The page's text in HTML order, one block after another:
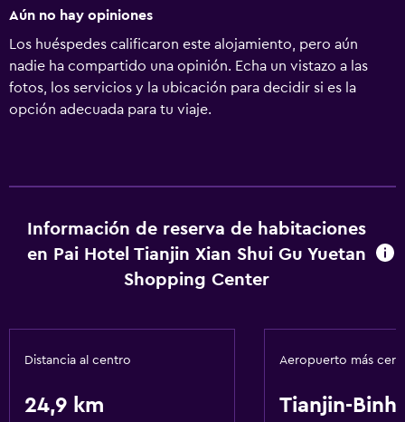
Aún no hay opiniones
Los huéspedes calificaron este alojamiento, pero aún
nadie ha compartido una opinión. Echa un vistazo a las
fotos, los servicios y la ubicación para decidir si es la
opción adecuada para tu viaje.
Información de reserva de habitaciones
en Pai Hotel Tianjin Xian Shui Gu Yuetan
Shopping Center
Distancia al centro
24,9 km
Aeropuerto más
Tianjin-